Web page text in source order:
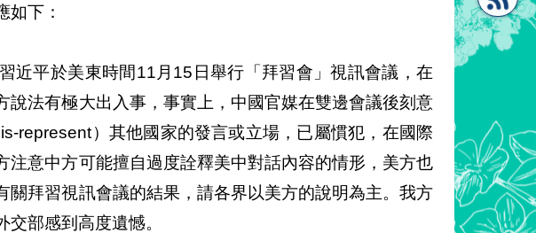
結]"
如下：
近平於美東時間11月15日舉行「拜習會」視訊會議，在
說法有極大出入事，事實上，中國官媒在雙邊會議後刻意
represent）其他國家的發言或立場，已屬慣犯，在國際
注意中方可能擅自過度詮釋美中對話內容的情形，美方也
關拜習視訊會議的結果，請各界以美方的說明為主。我方
部感到高度遺憾。